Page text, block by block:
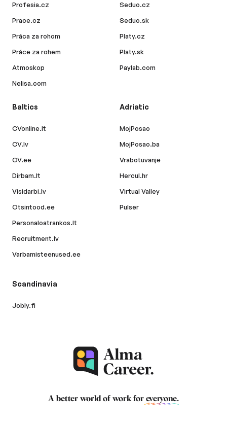
Profesia.cz
Prace.cz
Práca za rohom
Práce za rohem
Atmoskop
Nelisa.com
Seduo.cz
Seduo.sk
Platy.cz
Platy.sk
Paylab.com
Baltics
CVonline.lt
CV.lv
CV.ee
Dirbam.lt
Visidarbi.lv
Otsintood.ee
Personaloatrankos.lt
Recruitment.lv
Varbamisteenused.ee
Adriatic
MojPosao
MojPosao.ba
Vrabotuvanje
Hercul.hr
Virtual Valley
Pulser
Scandinavia
Jobly.fi
A better world of work for everyone.